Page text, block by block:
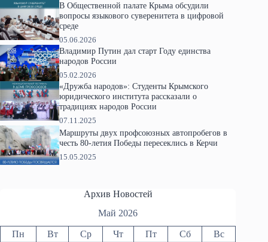
В Общественной палате Крыма обсудили
вопросы языкового суверенитета в цифровой
среде
05.06.2026
Владимир Путин дал старт Году единства
народов России
05.02.2026
«Дружба народов»: Студенты Крымского
юридического института рассказали о
традициях народов России
07.11.2025
Маршруты двух профсоюзных автопробегов в
честь 80-летия Победы пересеклись в Керчи
15.05.2025
Архив Новостей
Май 2026
Пн Вт Ср Чт Пт Сб
Вс